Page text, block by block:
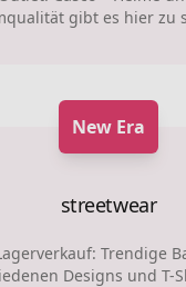
gibt es hier zu
New Era
streetwear
Trendige
Designs und T-